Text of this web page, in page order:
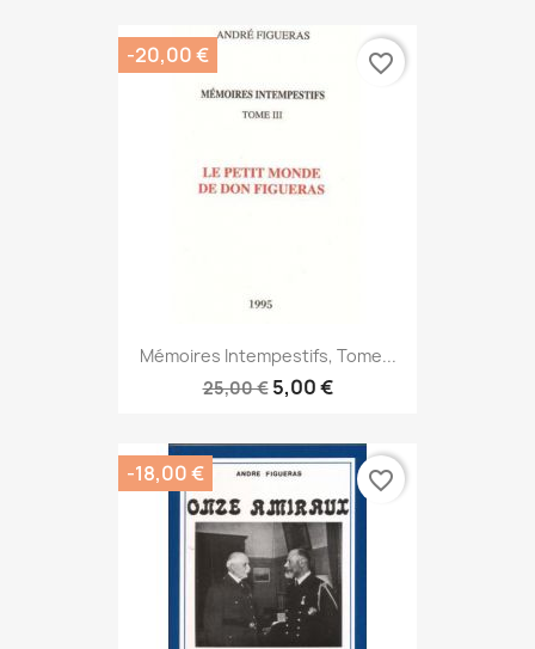
Mémoires Intempestifs, Tome...
25,00 € 5,00 €
-20,00 € favorite_border
-18,00 € favorite_border